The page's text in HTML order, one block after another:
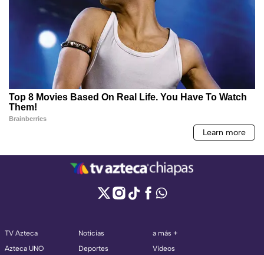
TV Azteca
Azteca UNO
Noticias
Deportes
a más +
Videos